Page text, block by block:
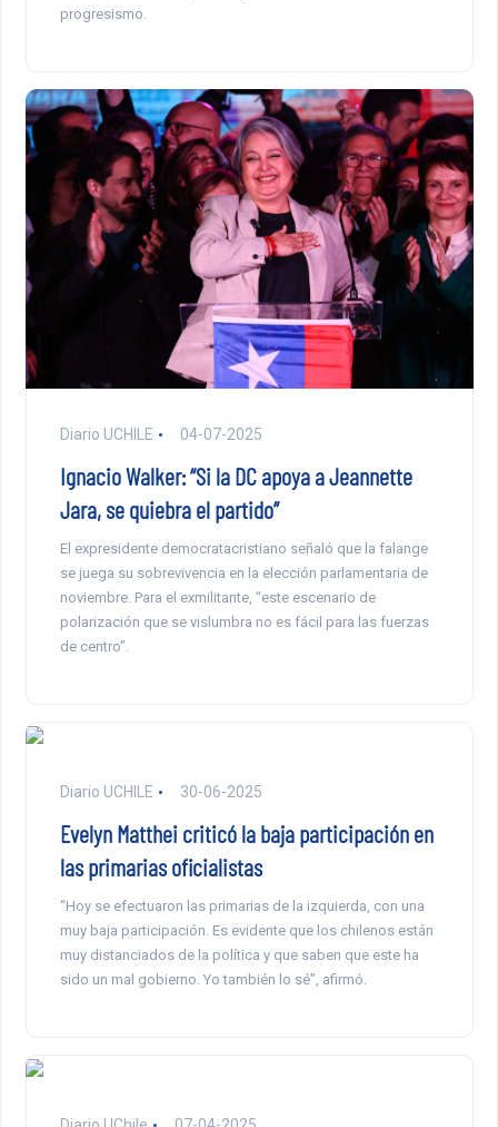
progresismo.
Diario UCHILE 04-07-2025
Ignacio Walker: “Si la DC apoya a Jeannette
Jara, se quiebra el partido”
El expresidente democratacristiano señaló que la falange
se juega su sobrevivencia en la elección parlamentaria de
noviembre. Para el exmilitante, “este escenario de
polarización que se vislumbra no es fácil para las fuerzas
de centro”.
Diario UCHILE 30-06-2025
Evelyn Matthei criticó la baja participación en
las primarias oficialistas
“Hoy se efectuaron las primarias de la izquierda, con una
muy baja participación. Es evidente que los chilenos están
muy distanciados de la política y que saben que este ha
sido un mal gobierno. Yo también lo sé”, afirmó.